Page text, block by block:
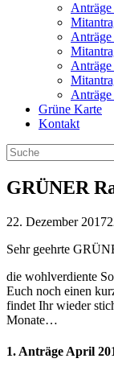
Grüne Karte
Kontakt
GRÜNER
22. Dezember 2017
Sehr geehrte
die wohlverdiente
Euch noch einen
findet Ihr wieder
Monate…
1. Anträge April